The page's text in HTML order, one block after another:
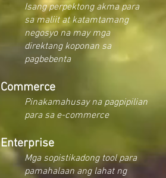
Isang perpektong akma para
sa maliit at katamtamang
negosyo na may mga
direktang koponan sa
pagbebenta
Commerce
Pinakamahusay na pagpipilian
para sa e-commerce
Enterprise
Mga sopistikadong tool para
pamahalaan ang lahat ng